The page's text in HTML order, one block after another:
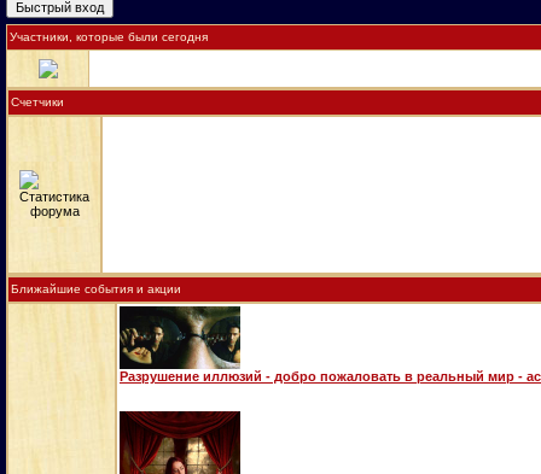
Участники, которые были сегодня
Счетчики
Ближайшие события и акции
Разрушение иллюзий - добро пожаловать в реальный мир -